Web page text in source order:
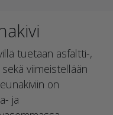
tuetaan asfaltti-,
viimeistellään
on
ja